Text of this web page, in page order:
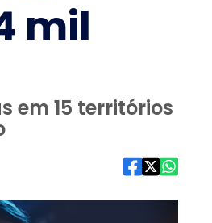
mil
em 15 territórios